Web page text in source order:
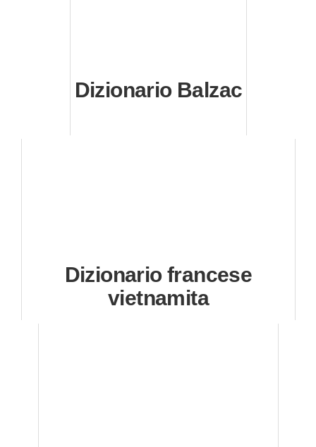
Dizionario Balzac
Dizionario francese
vietnamita